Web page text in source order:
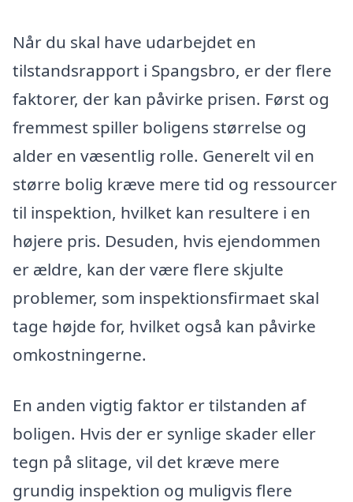
Når du skal have udarbejdet en
tilstandsrapport i Spangsbro, er der flere
faktorer, der kan påvirke prisen. Først og
fremmest spiller boligens størrelse og
alder en væsentlig rolle. Generelt vil en
større bolig kræve mere tid og ressourcer
til inspektion, hvilket kan resultere i en
højere pris. Desuden, hvis ejendommen
er ældre, kan der være flere skjulte
problemer, som inspektionsfirmaet skal
tage højde for, hvilket også kan påvirke
omkostningerne.
En anden vigtig faktor er tilstanden af
boligen. Hvis der er synlige skader eller
tegn på slitage, vil det kræve mere
grundig inspektion og muligvis flere